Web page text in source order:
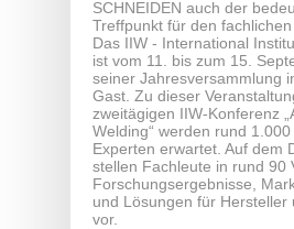
SCHNEIDEN auch der
Treffpunkt für den
Das IIW - International
ist vom 11. bis zum 15.
seiner Jahresversammlung
Gast. Zu dieser
zweitägigen IIW-Konferenz
Welding“ werden rund
Experten erwartet. Auf dem
stellen Fachleute in rund 90
Forschungsergebnisse,
und Lösungen für Hersteller
vor.